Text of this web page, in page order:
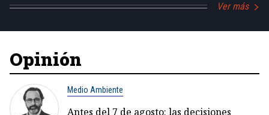
Ver más
Opinión
Medio Ambiente
Antes del 7 de agosto: las decisiones